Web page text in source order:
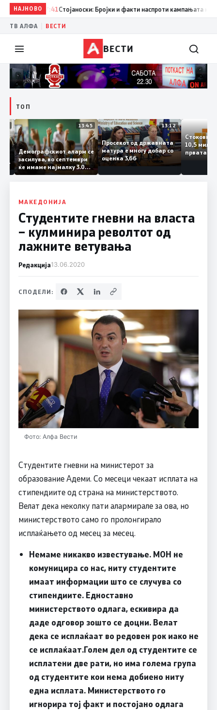
НАЈНОВО
17:41 Стојаноски: Бројки и факти наспроти кампањата на
ТВ АЛФА ВЕСТИ
ВЕСТИ
ТОП
14:12 13:45
Демографскиот аларм се
засилува, во септември
ќе имаме најмалку 3.000
првачиња помалку
13:12
Просекот од државната
матура е многу добар со
оценка 3,66
10,5
првата
МАКЕДОНИЈА
Студентите гневни на власта
– кулминира револтот од
лажните ветувања
Редакција13.06.2020
СПОДЕЛИ:
Фото: Алфа Вести
Студентите гневни на министерот за
образование Адеми. Со месеци чекаат исплата на
стипендиите од страна на министерството.
Велат дека неколку пати алармирале за ова, но
министерството само го пролонгирало
исплаќањето од месец за месец.
Немаме никакво известување. МОН не
комуницира со нас, ниту студентите
имаат информации што се случува со
стипендиите. Едноставно
министерството одлага, ескивира да
даде одговор зошто се доцни. Велат
дека се исплаќаат во редовен рок иако не
се исплаќаат.Голем дел од студентите се
исплатени две рати, но има голема група
од студентите кои нема добиено ниту
една исплата. Министерството го
игнорира тој факт и постојано одлага